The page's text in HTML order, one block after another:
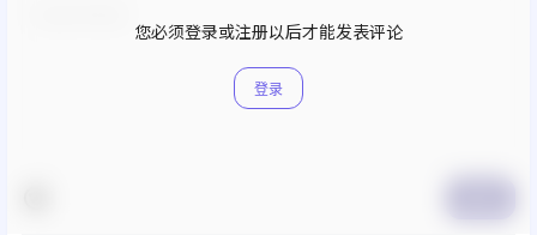
您必须登录或注册以后才能发表评论
登录